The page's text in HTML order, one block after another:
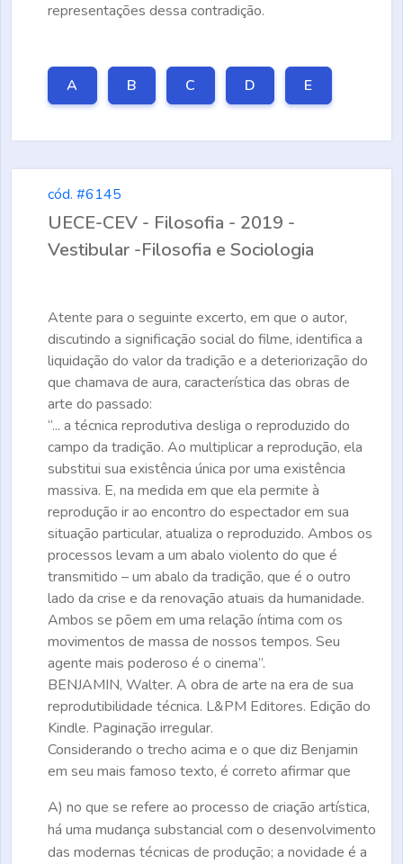
representações dessa contradição.
A B C D E
cód. #6145
UECE-CEV - Filosofia - 2019 -
Vestibular -Filosofia e Sociologia
Atente para o seguinte excerto, em que o autor,
discutindo a significação social do filme, identifica a
liquidação do valor da tradição e a deteriorização do
que chamava de aura, característica das obras de
arte do passado:
“... a técnica reprodutiva desliga o reproduzido do
campo da tradição. Ao multiplicar a reprodução, ela
substitui sua existência única por uma existência
massiva. E, na medida em que ela permite à
reprodução ir ao encontro do espectador em sua
situação particular, atualiza o reproduzido. Ambos os
processos levam a um abalo violento do que é
transmitido – um abalo da tradição, que é o outro
lado da crise e da renovação atuais da humanidade.
Ambos se põem em uma relação íntima com os
movimentos de massa de nossos tempos. Seu
agente mais poderoso é o cinema”.
BENJAMIN, Walter. A obra de arte na era de sua
reprodutibilidade técnica. L&PM Editores. Edição do
Kindle. Paginação irregular.
Considerando o trecho acima e o que diz Benjamin
em seu mais famoso texto, é correto afirmar que
A) no que se refere ao processo de criação artística,
há uma mudança substancial com o desenvolvimento
das modernas técnicas de produção; a novidade é a